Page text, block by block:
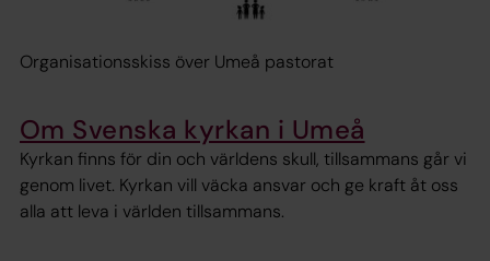
Organisationsskiss över Umeå pastorat
Om Svenska kyrkan i Umeå
Kyrkan finns för din och världens skull, tillsammans går vi
genom livet. Kyrkan vill väcka ansvar och ge kraft åt oss
alla att leva i världen tillsammans.